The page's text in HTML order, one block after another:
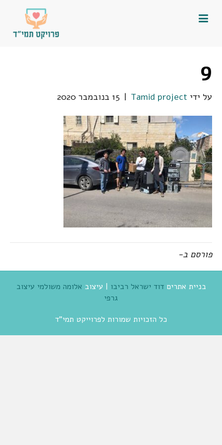
9
על ידי Tamid project
| 15 בנובמבר 2020
פורסם ב-
בניית אתריםדוד ישראל רביבו | עיצוב אלומה משולמי עיצוב
גרפי
כל הזכויות שמורות לפרוייקט תמי"ד